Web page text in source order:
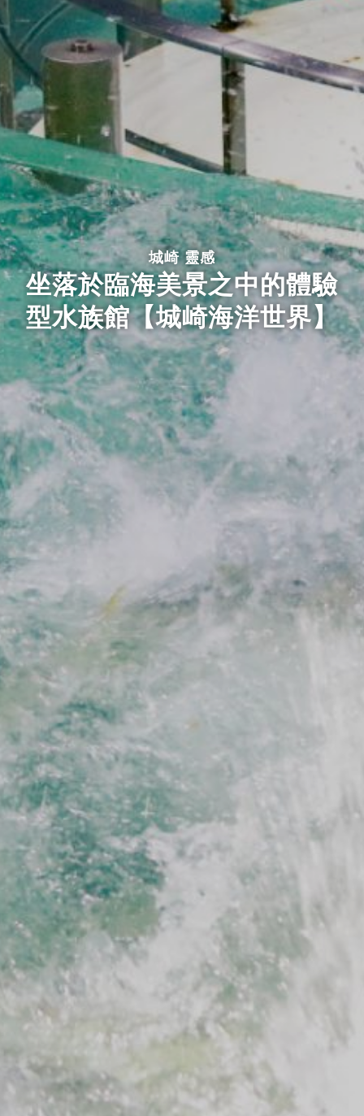
城崎 靈感
坐落於臨海美景之中的體驗
型水族館【城崎海洋世界】